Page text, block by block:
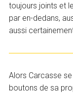
toujours joints et
par en-dedans,
aussi
Alors Carcasse
boutons de sa